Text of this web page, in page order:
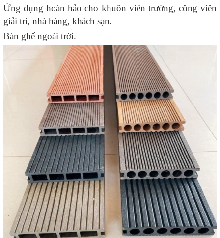
Ứng dụng hoàn hảo cho khuôn viên trường, công viên
giải trí, nhà hàng, khách sạn.
Bàn ghế ngoài trời.